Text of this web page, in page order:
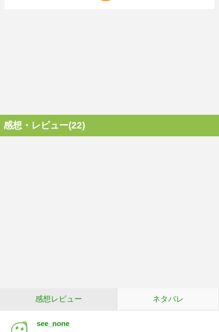
感想・レビュー(22)
感想レビュー ネタバレ
see_none